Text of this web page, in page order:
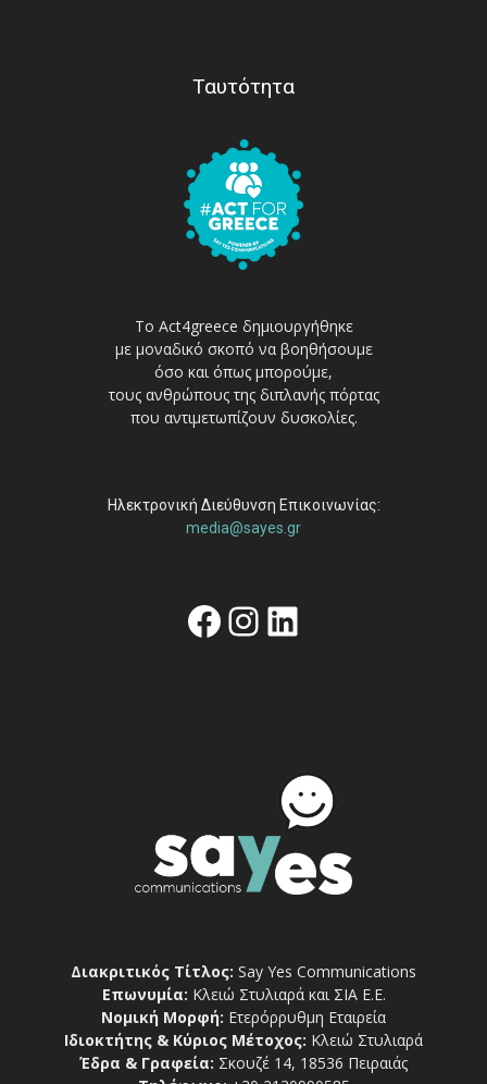
Ταυτότητα
Το Act4greece δημιουργήθηκε
με μοναδικό σκοπό να βοηθήσουμε
όσο και όπως μπορούμε,
τους ανθρώπους της διπλανής πόρτας
που αντιμετωπίζουν δυσκολίες.
Ηλεκτρονική Διεύθυνση Επικοινωνίας:
media@sayes.gr
Facebook
Instagram
Linkedin
Διακριτικός Τίτλος: Say Yes Communications
Επωνυμία: Κλειώ Στυλιαρά και ΣΙΑ Ε.Ε.
Νομική Μορφή: Ετερόρρυθμη Εταιρεία
Ιδιοκτήτης & Κύριος Μέτοχος: Κλειώ Στυλιαρά
Έδρα & Γραφεία: Σκουζέ 14, 18536 Πειραιάς